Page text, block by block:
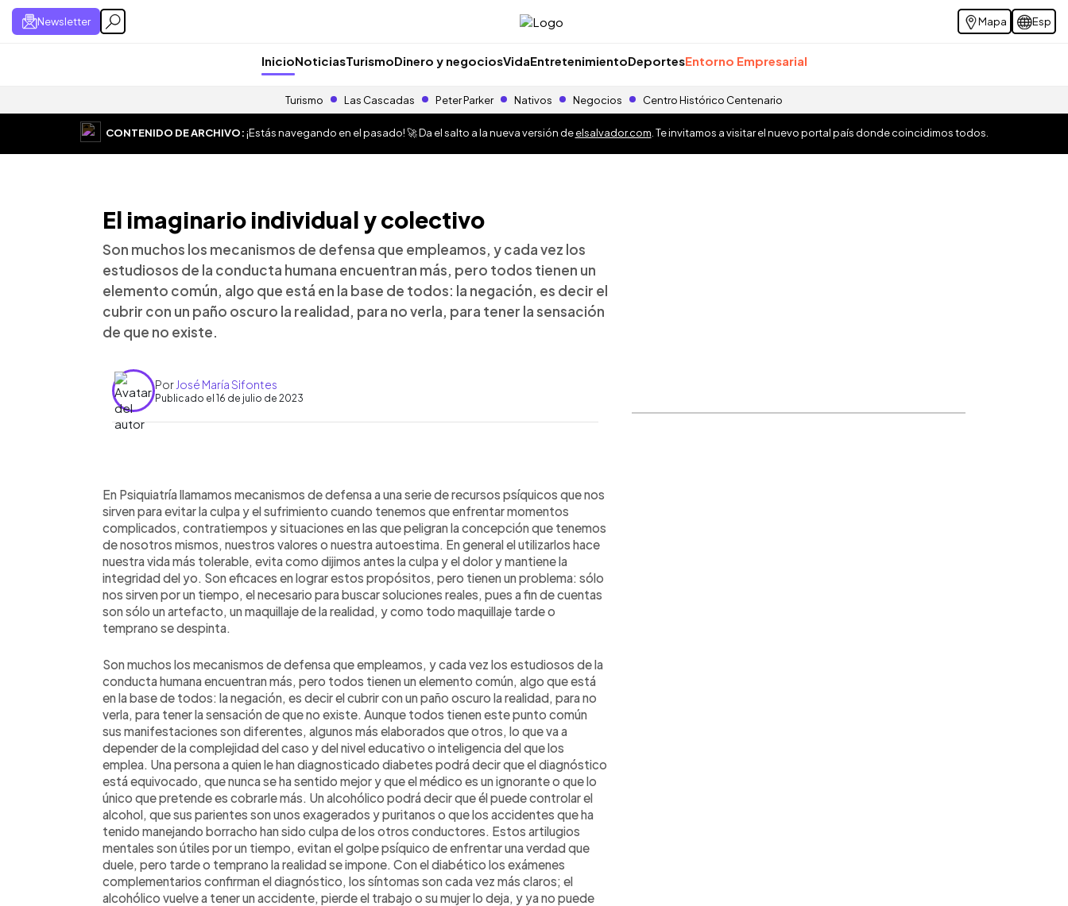
Newsletter Mapa Esp
InicioNoticiasTurismoDinero y negociosVidaEntretenimientoDeportesEntorno Empresarial
Turismo Las Cascadas Peter Parker Nativos Negocios Centro Histórico Centenario
CONTENIDO DE ARCHIVO:¡Estás navegando en el pasado! 🚀 Da el salto a la nueva versión deelsalvador.com . Te invitamos a visitar el nuevo portal país donde coincidimos todos.
El imaginario individual y colectivo
Son muchos los mecanismos de defensa que empleamos, y cada vez los
estudiosos de la conducta humana encuentran más, pero todos tienen un
elemento común, algo que está en la base de todos: la negación, es decir el
cubrir con un paño oscuro la realidad, para no verla, para tener la sensación
de que no existe.
Por José María Sifontes
Publicado el 16 de julio de 2023
► Escuchar artículo
En Psiquiatría llamamos mecanismos de defensa a una serie de recursos psíquicos que nos
sirven para evitar la culpa y el sufrimiento cuando tenemos que enfrentar momentos
complicados, contratiempos y situaciones en las que peligran la concepción que tenemos
de nosotros mismos, nuestros valores o nuestra autoestima. En general el utilizarlos hace
nuestra vida más tolerable, evita como dijimos antes la culpa y el dolor y mantiene la
integridad del yo. Son eficaces en lograr estos propósitos, pero tienen un problema: sólo
nos sirven por un tiempo, el necesario para buscar soluciones reales, pues a fin de cuentas
son sólo un artefacto, un maquillaje de la realidad, y como todo maquillaje tarde o
temprano se despinta.
Son muchos los mecanismos de defensa que empleamos, y cada vez los estudiosos de la
conducta humana encuentran más, pero todos tienen un elemento común, algo que está
en la base de todos: la negación, es decir el cubrir con un paño oscuro la realidad, para no
verla, para tener la sensación de que no existe. Aunque todos tienen este punto común
sus manifestaciones son diferentes, algunos más elaborados que otros, lo que va a
depender de la complejidad del caso y del nivel educativo o inteligencia del que los
emplea. Una persona a quien le han diagnosticado diabetes podrá decir que el diagnóstico
está equivocado, que nunca se ha sentido mejor y que el médico es un ignorante o que lo
único que pretende es cobrarle más. Un alcohólico podrá decir que él puede controlar el
alcohol, que sus parientes son unos exagerados y puritanos o que los accidentes que ha
tenido manejando borracho han sido culpa de los otros conductores. Estos artilugios
mentales son útiles por un tiempo, evitan el golpe psíquico de enfrentar una verdad que
duele, pero tarde o temprano la realidad se impone. Con el diabético los exámenes
complementarios confirman el diagnóstico, los síntomas son cada vez más claros; el
alcohólico vuelve a tener un accidente, pierde el trabajo o su mujer lo deja, y ya no puede